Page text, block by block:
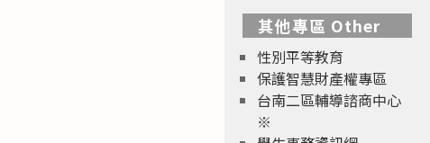
其他專區 Other
性別平等教育
保護智慧財產權專區
台南二區輔導諮商中心
※